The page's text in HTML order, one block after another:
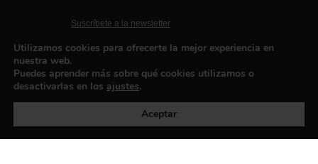
Suscríbete a la newsletter
Política de privacidad
Utilizamos cookies para ofrecerte la mejor experiencia en
nuestra web.
Puedes aprender más sobre qué cookies utilizamos o
desactivarlas en los ajustes.
Aceptar